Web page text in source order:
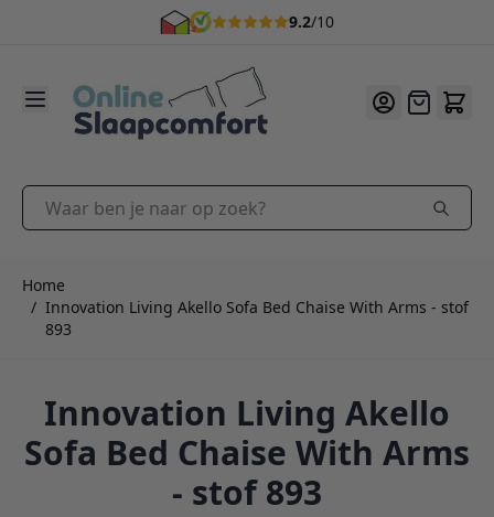
9.2/10
Offerte
Waar ben je naar op zoek?
Home
/ Innovation Living Akello Sofa Bed Chaise With Arms - stof
893
Innovation Living Akello
Sofa Bed Chaise With Arms
- stof 893